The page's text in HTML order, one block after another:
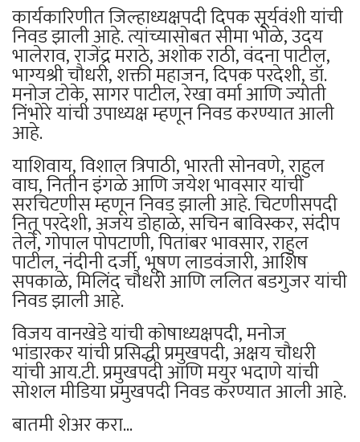
कार्यकारिणीत जिल्हाध्यक्षपदी दिपक सूर्यवंशी यांची
निवड झाली आहे. त्यांच्यासोबत सीमा भोळे, उदय
भालेराव, राजेंद्र मराठे, अशोक राठी, वंदना पाटील,
भाग्यश्री चौधरी, शक्ती महाजन, दिपक परदेशी, डॉ.
मनोज टोके, सागर पाटील, रेखा वर्मा आणि ज्योती
निंभोरे यांची उपाध्यक्ष म्हणून निवड करण्यात आली
आहे.
याशिवाय, विशाल त्रिपाठी, भारती सोनवणे, राहुल
वाघ, नितीन इंगळे आणि जयेश भावसार यांची
सरचिटणीस म्हणून निवड झाली आहे. चिटणीसपदी
नितू परदेशी, अजय डोहाळे, सचिन बाविस्कर, संदीप
तेले, गोपाल पोपटाणी, पितांबर भावसार, राहुल
पाटील, नंदीनी दर्जी, भूषण लाडवंजारी, आशिष
सपकाळे, मिलिंद चौधरी आणि ललित बडगुजर यांची
निवड झाली आहे.
विजय वानखेडे यांची कोषाध्यक्षपदी, मनोज
भांडारकर यांची प्रसिद्धी प्रमुखपदी, अक्षय चौधरी
यांची आय.टी. प्रमुखपदी आणि मयुर भदाणे यांची
सोशल मीडिया प्रमुखपदी निवड करण्यात आली आहे.
बातमी शेअर करा...